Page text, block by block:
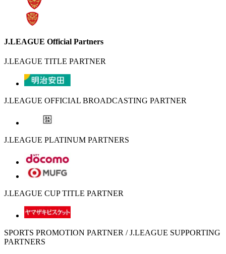
J.LEAGUE Official Partners
J.LEAGUE TITLE PARTNER
J.LEAGUE OFFICIAL BROADCASTING PARTNER
J.LEAGUE PLATINUM PARTNERS
J.LEAGUE CUP TITLE PARTNER
SPORTS PROMOTION PARTNER / J.LEAGUE SUPPORTING
PARTNERS